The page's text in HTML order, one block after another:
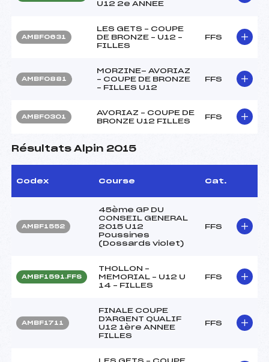
U12 2e ANNEE
AMBF0631
LES GETS – COUPE
DE BRONZE – U12 –
FILLES
FFS
AMBF0881
MORZINE- AVORIAZ
– COUPE DE BRONZE
– FILLES U12
FFS
AMBF0301
AVORIAZ – COUPE DE
BRONZE U12 FILLES
FFS
Résultats Alpin 2015
Codex Course Cat.
AMBF1552
45ème GP DU
CONSEIL GENERAL
2015 U12
Poussines
(Dossards violet)
FFS
AMBF1591.FFS
THOLLON –
MEMORIAL – U12 U
14 – FILLES
FFS
AMBF1711
FINALE COUPE
D'ARGENT QUALIF
U12 1ère ANNEE
FILLES
FFS
LES GETS – COUPE